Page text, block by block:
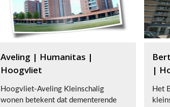
Aveling | Humanitas |
Hoogvliet
Hoogvliet-Aveling Kleinschalig
wonen betekent dat dementerende
|
Het